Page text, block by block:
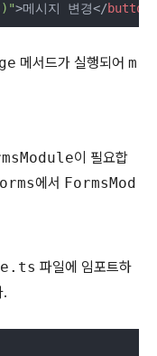
>메시지 변경</button
메서드가 실행되어 m
이 필요합
에서 FormsMod
파일에 임포트하
.